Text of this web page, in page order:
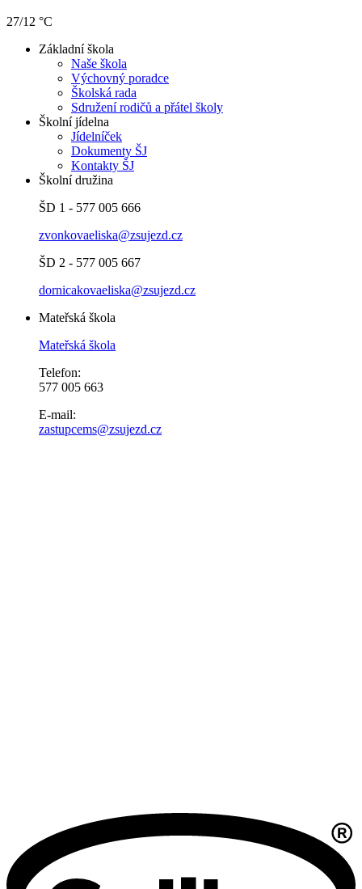
27/12 °C
Základní škola
Naše škola
Výchovný poradce
Školská rada
Sdružení rodičů a přátel školy
Školní jídelna
Jídelníček
Dokumenty ŠJ
Kontakty ŠJ
Školní družina
ŠD 1 - 577 005 666
zvonkovaeliska@zsujezd.cz
ŠD 2 - 577 005 667
dornicakovaeliska@zsujezd.cz
Mateřská škola
Mateřská škola
Telefon:
577 005 663
E-mail:
zastupcems@zsujezd.cz